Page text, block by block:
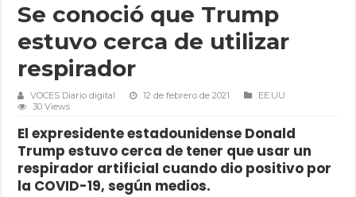
Se conoció que Trump
estuvo cerca de utilizar
respirador
VOCES Diario digital 12 de febrero de 2021
EE.UU
30 Views
El expresidente estadounidense Donald
Trump estuvo cerca de tener que usar un
respirador artificial cuando dio positivo por
la COVID-19, según medios.